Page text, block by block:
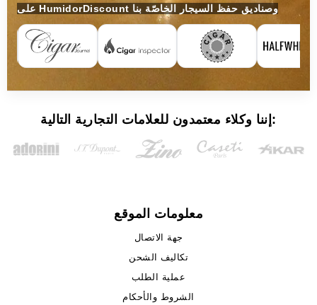
على HumidorDiscount وصناديق حفظ السيجار الخاصّة بنا
إننا وكلاء معتمدون للعلامات التجارية التالية:
معلومات الموقع
جهة الاتصال
تكاليف الشحن
عملية الطلب
الشروط والأحكام